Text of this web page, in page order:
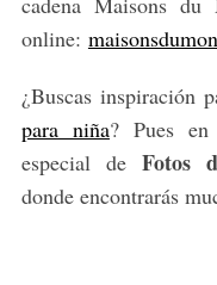
online:
¿Buscas inspiración
para niña? Pues en
especial de Fotos
donde encontrarás